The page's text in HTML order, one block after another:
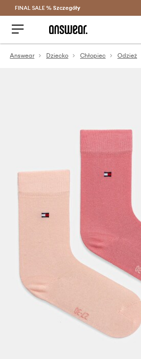
Oszczędzaj z Answear Club >
FINAL SALE % Szczegóły
Answear Dziecko Chłopiec Odzież